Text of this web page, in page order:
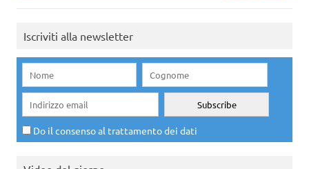
Iscriviti alla newsletter
Do il consenso al trattamento dei dati